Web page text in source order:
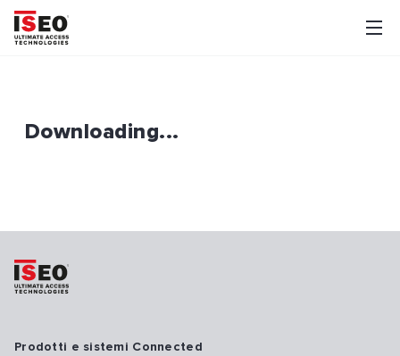
Downloading...
Prodotti e sistemi Connected